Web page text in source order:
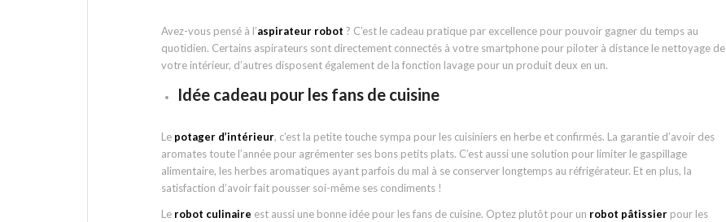
Avez-vous pensé à l’aspirateur robot ? C’est le cadeau pratique par excellence pour pouvoir gagner du temps au
quotidien. Certains aspirateurs sont directement connectés à votre smartphone pour piloter à distance le nettoyage de
votre intérieur, d’autres disposent également de la fonction lavage pour un produit deux en un.
Idée cadeau pour les fans de cuisine
Le potager d’intérieur, c’est la petite touche sympa pour les cuisiniers en herbe et confirmés. La garantie d’avoir des
aromates toute l’année pour agrémenter ses bons petits plats. C’est aussi une solution pour limiter le gaspillage
alimentaire, les herbes aromatiques ayant parfois du mal à se conserver longtemps au réfrigérateur. Et en plus, la
satisfaction d’avoir fait pousser soi-même ses condiments !
Le robot culinaire est aussi une bonne idée pour les fans de cuisine. Optez plutôt pour un robot pâtissier pour les